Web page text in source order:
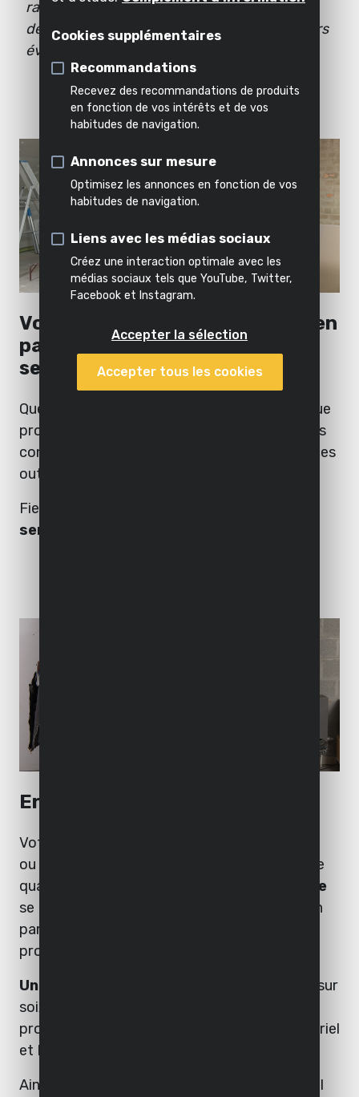
l'intérieur
bricolage
Émietter
Tous les
outils de
jardinage
inclus
dans
cette
catégorie
éclairage
&
produits
appareil
rapidement et judicieusement parti des
dernières évolutions du marché et des désirs
évolutifs de notre clientèle.
Vos outils Powerplus toujours en
parfait état grâce à notre
service
Que vous comptiez sur Powerplus en tant que
professionnel ou bricoleur : une fois que vous
constatez la convivialité et la puissance de ces
outils, vous ne pouvez plus vous en passer.
Fiez-vous dès lors à notre qualité et à notre
service irréprochable.
Entretien rapide et impeccable
Votre outil Powerplus nécessite un entretien
ou une réparation, malgré son haut niveau de
qualité ? Dans ce cas, une
équipe technique
se tient prête à remettre votre fidèle outil en
parfait état de manière rapide et
professionnelle.
Un service interne
chez Powerplus fondé sur
soixante années de connaissances
professionnelles approfondies, avec le matériel
et les pièces de recharge appropriés.
Ainsi, votre outil sera à nouveau opérationnel
Cookies supplémentaires
Recommandations
Recevez des recommandations de produits
en fonction de vos intérêts et de vos
habitudes de navigation.
Annonces sur mesure
Optimisez les annonces en fonction de vos
habitudes de navigation.
Liens avec les médias sociaux
Créez une interaction optimale avec les
médias sociaux tels que YouTube, Twitter,
Facebook et Instagram.
Accepter la sélection
Accepter tous les cookies